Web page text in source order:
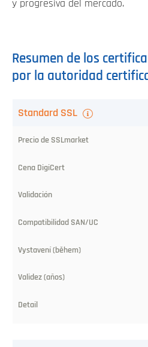
y progresiva del mercado.
Resumen de los
por la autoridad
Certificado
SSLmarket
Precio
Standard SSL